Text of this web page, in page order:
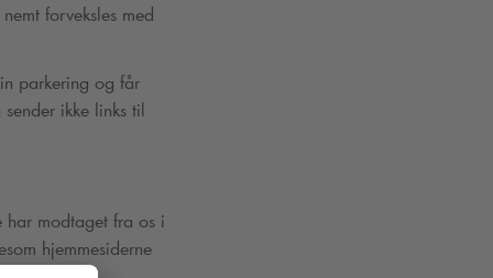
forveksles med
parkering og får
ikke links til
har modtaget fra os i
hjemmesiderne